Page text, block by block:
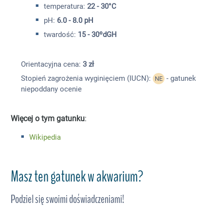
temperatura: 22 - 30°C
pH: 6.0 - 8.0 pH
twardość: 15 - 30ºdGH
Orientacyjna cena: 3 zł
Stopień zagrożenia wyginięciem (IUCN):
NE - gatunek
niepoddany ocenie
Więcej o tym gatunku:
Wikipedia
Masz ten gatunek w akwarium?
Podziel się swoimi doświadczeniami!